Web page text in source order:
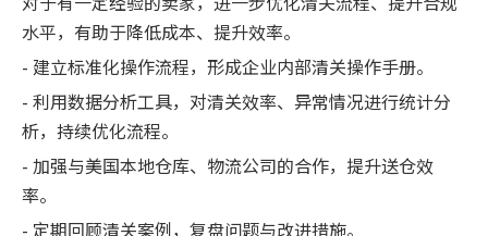
水平，有助于降低成本、提升效率。
- 建立标准化操作流程，形成企业内部清关操作手册。
- 利用数据分析工具，对清关效率、异常情况进行统计分
析，持续优化流程。
- 加强与美国本地仓库、物流公司的合作，提升送仓效
率。
- 定期回顾清关案例，复盘问题与改进措施。